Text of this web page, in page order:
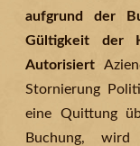
aufgrund der
Gültigkeit der
Autorisiert
Stornierung
eine Quittung
Buchung,